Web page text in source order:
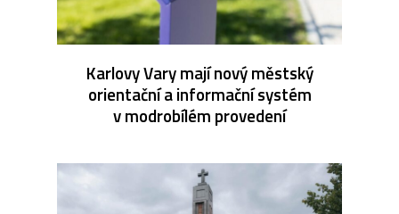
Karlovy Vary mají nový městský
orientační a informační systém
v modrobílém provedení